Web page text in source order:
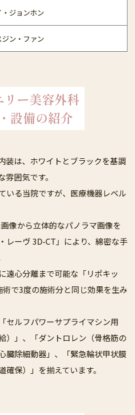
・ジョンホン
ジン・ファン
リー美容外科
設備の紹介
装は、ホワイトとブラックを基調
囲気です。
いる当院ですが、医療機器レベル
像から立体的なパノラマ画像を
レーヴ 3D-CT」により、綿密な手
遠心分離まで可能な「リポキッ
術で3度の施術分と同じ効果を生み
セルフパワーサプライマシン用
）」、「ダントロレン（骨格筋の
臓除細動器」、「緊急輪状甲状膜
保）」を揃えています。